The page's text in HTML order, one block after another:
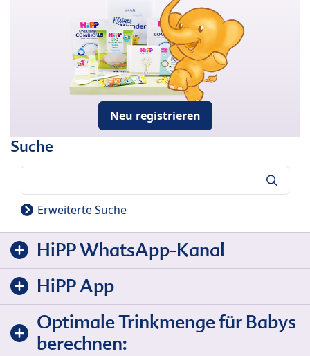
Neu registrieren
Suche
Erweiterte Suche
HiPP WhatsApp-Kanal
HiPP App
Optimale Trinkmenge für Babys
berechnen: